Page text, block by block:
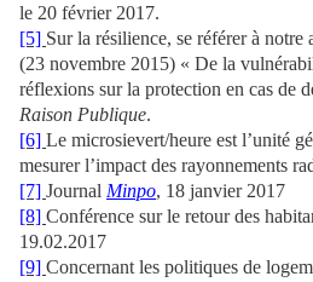
le 20 février 2017.
[5] Sur la résilience, se référer à
(23 novembre 2015) « De la
réflexions sur la protection en cas de
Raison Publique.
[6] Le microsievert/heure est l’unité
mesurer l’impact des rayonnements
[7] Journal Minpo, 18 janvier 2017
[8] Conférence sur le retour des
19.02.2017
[9] Concernant les politiques de